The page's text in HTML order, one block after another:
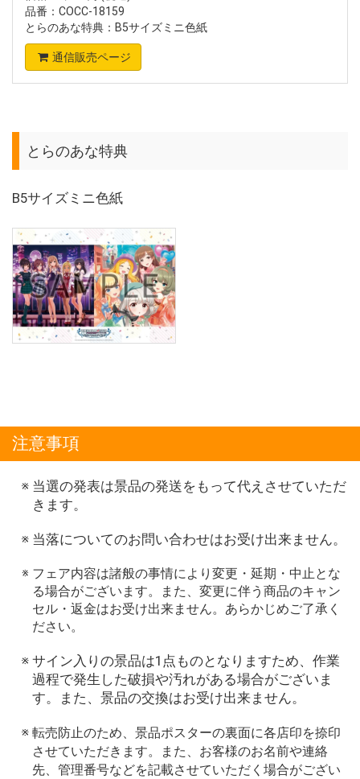
品番：COCC-18159
とらのあな特典：B5サイズミニ色紙
通信販売ページ
とらのあな特典
B5サイズミニ色紙
注意事項
当選の発表は景品の発送をもって代えさせていただ
きます。
当落についてのお問い合わせはお受け出来ません。
フェア内容は諸般の事情により変更・延期・中止とな
る場合がございます。また、変更に伴う商品のキャン
セル・返金はお受け出来ません。あらかじめご了承く
ださい。
サイン入りの景品は1点ものとなりますため、作業
過程で発生した破損や汚れがある場合がございま
す。また、景品の交換はお受け出来ません。
転売防止のため、景品ポスターの裏面に各店印を捺印
させていただきます。また、お客様のお名前や連絡
先、管理番号などを記載させていただく場合がござい